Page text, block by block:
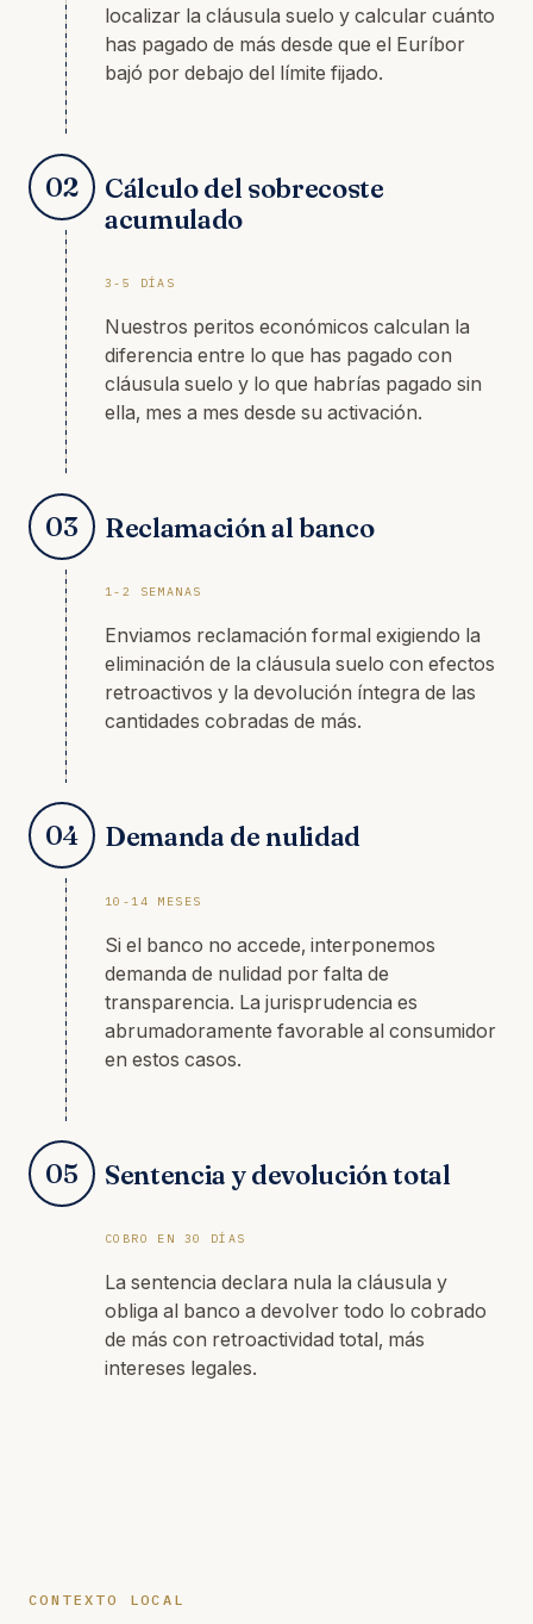
localizar la cláusula suelo y calcular cuánto
has pagado de más desde que el Euríbor
bajó por debajo del límite fijado.
02
Cálculo del sobrecoste
acumulado
3-5 DÍAS
Nuestros peritos económicos calculan la
diferencia entre lo que has pagado con
cláusula suelo y lo que habrías pagado sin
ella, mes a mes desde su activación.
03 Reclamación al banco
1-2 SEMANAS
Enviamos reclamación formal exigiendo la
eliminación de la cláusula suelo con efectos
retroactivos y la devolución íntegra de las
cantidades cobradas de más.
04 Demanda de nulidad
10-14 MESES
Si el banco no accede, interponemos
demanda de nulidad por falta de
transparencia. La jurisprudencia es
abrumadoramente favorable al consumidor
en estos casos.
05 Sentencia y devolución total
COBRO EN 30 DÍAS
La sentencia declara nula la cláusula y
obliga al banco a devolver todo lo cobrado
de más con retroactividad total, más
intereses legales.
CONTEXTO LOCAL